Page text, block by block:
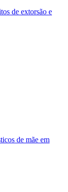
de extorsão e
de mãe em